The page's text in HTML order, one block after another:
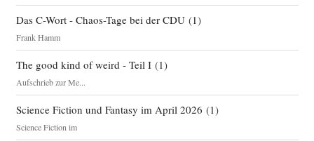
Das C-Wort - Chaos-Tage bei der CDU(1)
Frank Hamm
The good kind of weird - Teil I(1)
Aufschrieb zur Me...
Science Fiction und Fantasy im April 2026 (1)
Science Fiction im